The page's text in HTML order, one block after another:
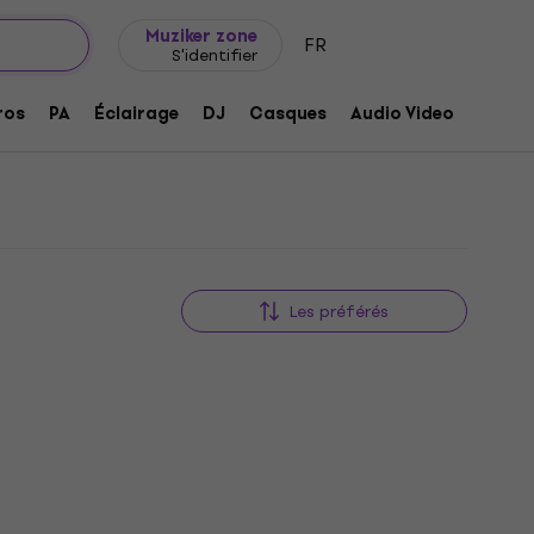
Muziker zone
S'identifier FR
PA Éclairage DJ Casques Audio Video
Les préférés